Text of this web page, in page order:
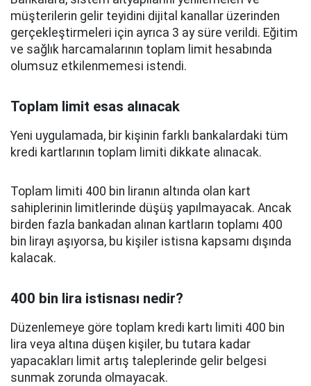
müşterilerin gelir teyidini dijital kanallar üzerinden
gerçekleştirmeleri için ayrıca 3 ay süre verildi. Eğitim
ve sağlık harcamalarının toplam limit hesabında
olumsuz etkilenmemesi istendi.
Toplam limit esas alınacak
Yeni uygulamada, bir kişinin farklı bankalardaki tüm
kredi kartlarının toplam limiti dikkate alınacak.
Toplam limiti 400 bin liranın altında olan kart
sahiplerinin limitlerinde düşüş yapılmayacak. Ancak
birden fazla bankadan alınan kartların toplamı 400
bin lirayı aşıyorsa, bu kişiler istisna kapsamı dışında
kalacak.
400 bin lira istisnası nedir?
Düzenlemeye göre toplam kredi kartı limiti 400 bin
lira veya altına düşen kişiler, bu tutara kadar
yapacakları limit artış taleplerinde gelir belgesi
sunmak zorunda olmayacak.